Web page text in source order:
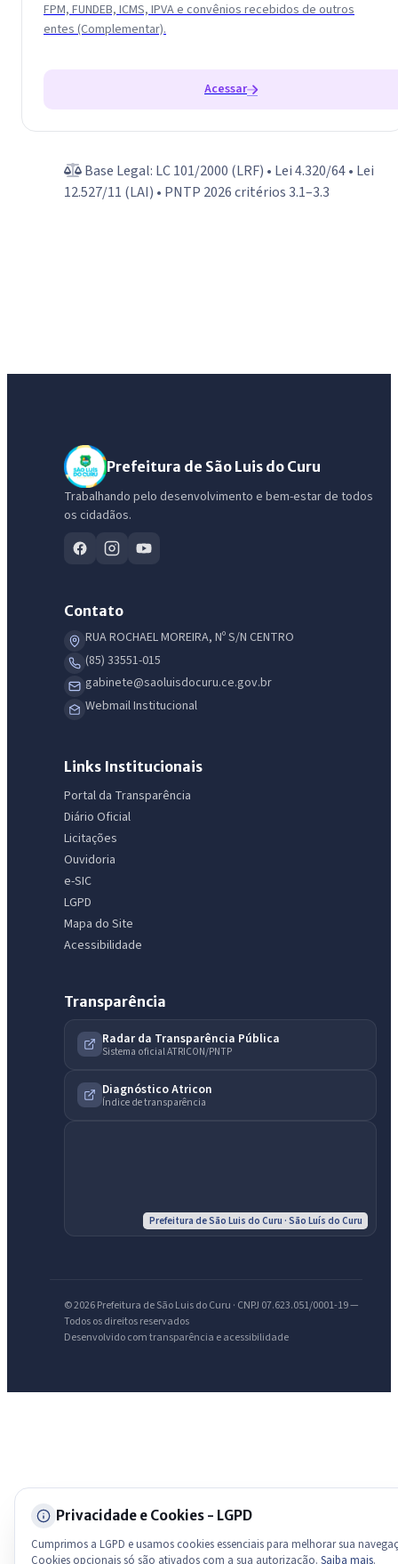
FPM, FUNDEB, ICMS, IPVA e convênios recebidos de outros
entes (Complementar).
Acessar
Base Legal: LC 101/2000 (LRF) • Lei 4.320/64 • Lei
12.527/11 (LAI) • PNTP 2026 critérios 3.1–3.3
Prefeitura de São Luis do Curu
Trabalhando pelo desenvolvimento e bem-estar de todos
os cidadãos.
Contato
RUA ROCHAEL MOREIRA, Nº S/N CENTRO
(85) 33551-015
gabinete@saoluisdocuru.ce.gov.br
Webmail Institucional
Links Institucionais
Portal da Transparência
Diário Oficial
Licitações
Ouvidoria
e-SIC
LGPD
Mapa do Site
Acessibilidade
Transparência
Radar da Transparência Pública
Sistema oficial ATRICON/PNTP
Diagnóstico Atricon
Índice de transparência
Prefeitura de São Luis do Curu · São Luís do Curu
© 2026 Prefeitura de São Luis do Curu · CNPJ 07.623.051/0001-19 —
Todos os direitos reservados
Desenvolvido com transparência e acessibilidade
Privacidade e Cookies - LGPD
Cumprimos a LGPD e usamos cookies essenciais para melhorar sua
Cookies opcionais só são ativados com a sua autorização. Saiba mais.
IntGest AI
Olá. Pergunte sobre serviços, notícias, legislação, Diário Oficial,
licitações, estrutura ou transparência do município.